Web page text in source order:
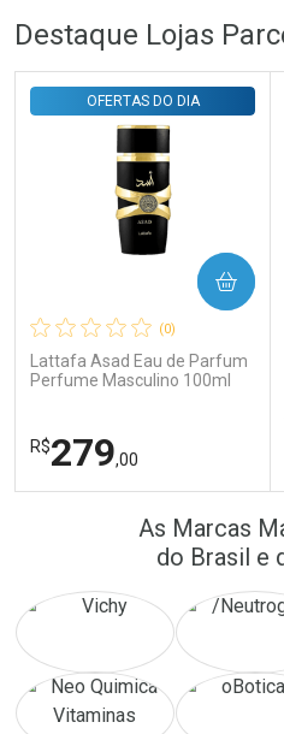
Laboratório
Comprar sem Desconto
Por R$ 171,26/cada
Por Menos
Comprar sem Desconto
Por R$ 171,26/cada
Destaque Lojas
(0)
Lattafa Asad Eau de Parfum
Perfume Masculino 100ml
OFERTAS DO DIA
R$279,00
COMPRAR
Por Menos
As Marcas
do Brasil e